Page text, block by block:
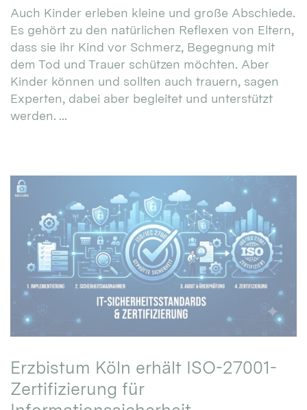
Auch Kinder erleben kleine und große Abschiede.
Es gehört zu den natürlichen Reflexen von Eltern,
dass sie ihr Kind vor Schmerz, Begegnung mit
dem Tod und Trauer schützen möchten. Aber
Kinder können und sollten auch trauern, sagen
Experten, dabei aber begleitet und unterstützt
werden. ...
Erzbistum Köln erhält ISO-27001-
Zertifizierung für